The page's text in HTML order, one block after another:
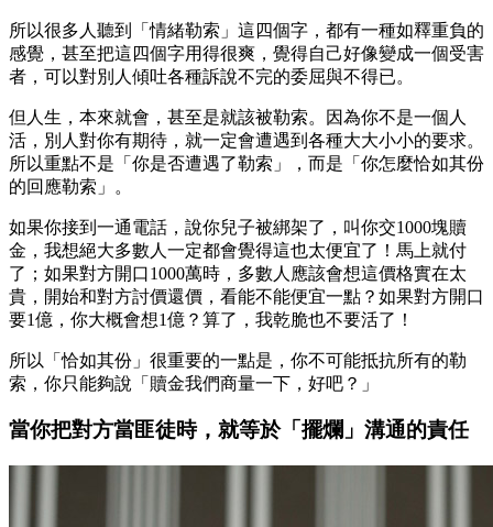
所以很多人聽到「情緒勒索」這四個字，都有一種如釋重負的
感覺，甚至把這四個字用得很爽，覺得自己好像變成一個受害
者，可以對別人傾吐各種訴說不完的委屈與不得已。
但人生，本來就會，甚至是就該被勒索。因為你不是一個人
活，別人對你有期待，就一定會遭遇到各種大大小小的要求。
所以重點不是「你是否遭遇了勒索」，而是「你怎麼恰如其份
的回應勒索」。
如果你接到一通電話，說你兒子被綁架了，叫你交1000塊贖
金，我想絕大多數人一定都會覺得這也太便宜了！馬上就付
了；如果對方開口1000萬時，多數人應該會想這價格實在太
貴，開始和對方討價還價，看能不能便宜一點？如果對方開口
要1億，你大概會想1億？算了，我乾脆也不要活了！
所以「恰如其份」很重要的一點是，你不可能抵抗所有的勒
索，你只能夠說「贖金我們商量一下，好吧？」
當你把對方當匪徒時，就等於「擺爛」溝通的責任